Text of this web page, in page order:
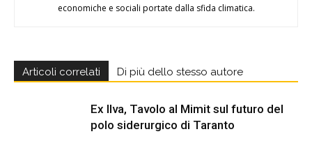
economiche e sociali portate dalla sfida climatica.
Articoli correlati Di più dello stesso autore
Ex Ilva, Tavolo al Mimit sul futuro del
polo siderurgico di Taranto